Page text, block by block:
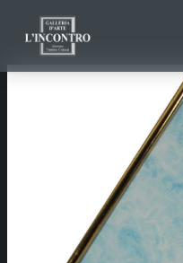
ARTISTES ET ŒUVRES
EXPOSITIONS
CONTACTS